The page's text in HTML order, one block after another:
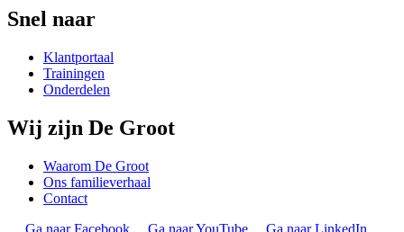
Snel naar
Klantportaal
Trainingen
Onderdelen
Wij zijn De Groot
Waarom De Groot
Ons familieverhaal
Contact
Ga naar Facebook
Ga naar YouTube
Ga naar LinkedIn